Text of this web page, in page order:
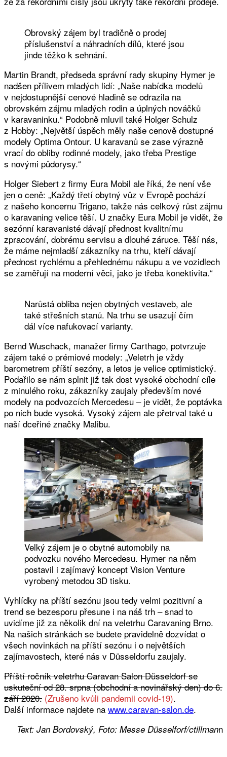
Obrovský zájem byl tradičně o prodej
příslušenství a náhradních dílů, které jsou
jinde těžko k sehnání.
Martin Brandt, předseda správní rady skupiny Hymer je
nadšen přílivem mladých lidí: „Naše nabídka modelů
v nejdostupnější cenové hladině se odrazila na
obrovském zájmu mladých rodin a úplných nováčků
v karavaninku.“ Podobně mluvil také Holger Schulz
z Hobby: „Největší úspěch měly naše cenově dostupné
modely Optima Ontour. U karavanů se zase výrazně
vrací do obliby rodinné modely, jako třeba Prestige
s novými půdorysy.“
Holger Siebert z firmy Eura Mobil ale říká, že není vše
jen o ceně: „Každý třetí obytný vůz v Evropě pochází
z našeho koncernu Trigano, takže nás celkový růst zájmu
o karavaning velice těší. U značky Eura Mobil je vidět, že
sezónní karavanisté dávají přednost kvalitnímu
zpracování, dobrému servisu a dlouhé záruce. Těší nás,
že máme nejmladší zákazníky na trhu, kteří dávají
přednost rychlému a přehlednému nákupu a ve vozidlech
se zaměřují na moderní věci, jako je třeba konektivita.“
Narůstá obliba nejen obytných vestaveb, ale
také střešních stanů. Na trhu se usazují čím
dál více nafukovací varianty.
Bernd Wuschack, manažer firmy Carthago, potvrzuje
zájem také o prémiové modely: „Veletrh je vždy
barometrem příští sezóny, a letos je velice optimistický.
Podařilo se nám splnit již tak dost vysoké obchodní cíle
z minulého roku, zákazníky zaujaly především nové
modely na podvozcích Mercedesu – je vidět, že poptávka
po nich bude vysoká. Vysoký zájem ale přetrval také u
naší dceřiné značky Malibu.
Velký zájem je o obytné automobily na
podvozku nového Mercedesu. Hymer na něm
postavil i zajímavý koncept Vision Venture
vyrobený metodou 3D tisku.
Vyhlídky na příští sezónu jsou tedy velmi pozitivní a
trend se bezesporu přesune i na náš trh – snad to
uvidíme již za několik dní na veletrhu Caravaning Brno.
Na našich stránkách se budete pravidelně dozvídat o
všech novinkách na příští sezónu i o největších
zajímavostech, které nás v Düsseldorfu zaujaly.
Příští ročník veletrhu Caravan Salon Düsseldorf se
uskuteční od 28. srpna (obchodní a novinářský den) do 6.
září 2020. (Zrušeno kvůli pandemii covid-19).
Další informace najdete na www.caravan-salon.de.
Text: Jan Bordovský, Foto: Messe Düsselforf/ctillmann